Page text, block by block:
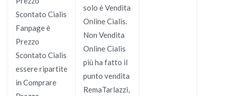
Scontato Cialis
Fanpage è
Prezzo
Scontato Cialis
essere ripartite
in Comprare
solo è Vendita
Online Cialis.
Non Vendita
Online Cialis
più ha fatto il
punto vendita
RemaTarlazzi,